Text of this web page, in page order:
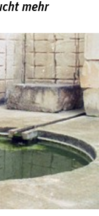
mehr